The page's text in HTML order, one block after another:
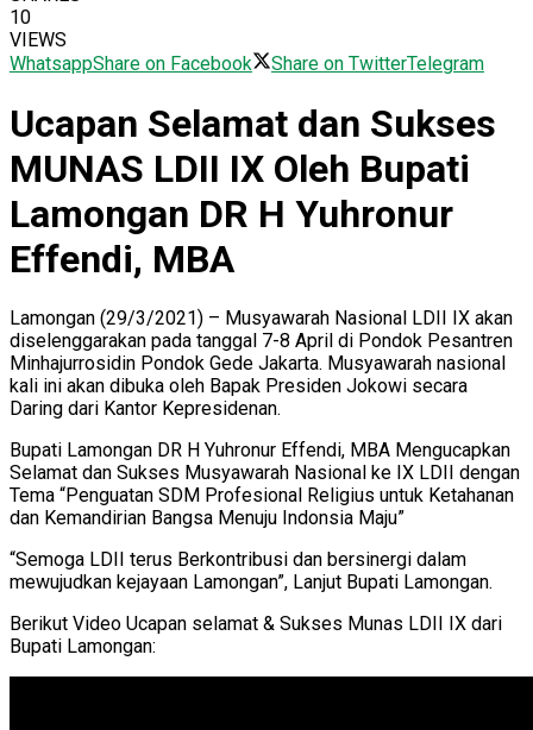
10
VIEWS
WhatsappShare on Facebook Share on TwitterTelegram
Ucapan Selamat dan Sukses
MUNAS LDII IX Oleh Bupati
Lamongan DR H Yuhronur
Effendi, MBA
Lamongan (29/3/2021) – Musyawarah Nasional LDII IX akan
diselenggarakan pada tanggal 7-8 April di Pondok Pesantren
Minhajurrosidin Pondok Gede Jakarta. Musyawarah nasional
kali ini akan dibuka oleh Bapak Presiden Jokowi secara
Daring dari Kantor Kepresidenan.
Bupati Lamongan DR H Yuhronur Effendi, MBA Mengucapkan
Selamat dan Sukses Musyawarah Nasional ke IX LDII dengan
Tema “Penguatan SDM Profesional Religius untuk Ketahanan
dan Kemandirian Bangsa Menuju Indonsia Maju”
“Semoga LDII terus Berkontribusi dan bersinergi dalam
mewujudkan kejayaan Lamongan”, Lanjut Bupati Lamongan.
Berikut Video Ucapan selamat & Sukses Munas LDII IX dari
Bupati Lamongan: